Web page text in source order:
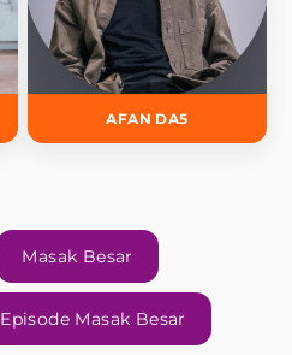
AFAN DA5
Masak Besar
Episode Masak Besar